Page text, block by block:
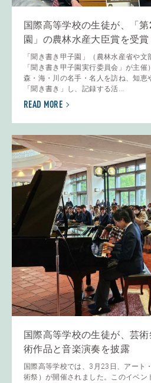
国際高等学校の生徒が、「
園」の農林水産大臣賞を受賞
「聞き書き甲子園」（農林水産省や
「聞き書き甲子園実行委員会」が主
森・海・川の名手・名人を訪ね、知恵
「聞き書き」し、記録する活...
READ MORE
国際高等学校の生徒が、芸
術作品と音楽演奏を披露
国際高等学校では、3月23日、アート
術祭）が開催されました。このイベン